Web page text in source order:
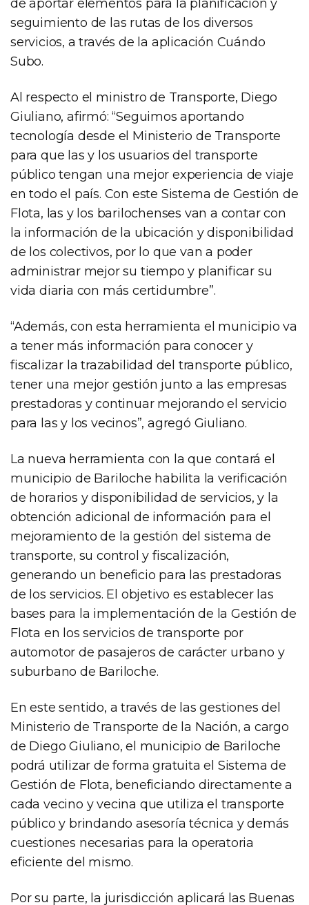
de aportar elementos para la planificación y
seguimiento de las rutas de los diversos
servicios, a través de la aplicación Cuándo
Subo.
Al respecto el ministro de Transporte, Diego
Giuliano, afirmó: “Seguimos aportando
tecnología desde el Ministerio de Transporte
para que las y los usuarios del transporte
público tengan una mejor experiencia de viaje
en todo el país. Con este Sistema de Gestión de
Flota, las y los barilochenses van a contar con
la información de la ubicación y disponibilidad
de los colectivos, por lo que van a poder
administrar mejor su tiempo y planificar su
vida diaria con más certidumbre”.
“Además, con esta herramienta el municipio va
a tener más información para conocer y
fiscalizar la trazabilidad del transporte público,
tener una mejor gestión junto a las empresas
prestadoras y continuar mejorando el servicio
para las y los vecinos”, agregó Giuliano.
La nueva herramienta con la que contará el
municipio de Bariloche habilita la verificación
de horarios y disponibilidad de servicios, y la
obtención adicional de información para el
mejoramiento de la gestión del sistema de
transporte, su control y fiscalización,
generando un beneficio para las prestadoras
de los servicios. El objetivo es establecer las
bases para la implementación de la Gestión de
Flota en los servicios de transporte por
automotor de pasajeros de carácter urbano y
suburbano de Bariloche.
En este sentido, a través de las gestiones del
Ministerio de Transporte de la Nación, a cargo
de Diego Giuliano, el municipio de Bariloche
podrá utilizar de forma gratuita el Sistema de
Gestión de Flota, beneficiando directamente a
cada vecino y vecina que utiliza el transporte
público y brindando asesoría técnica y demás
cuestiones necesarias para la operatoria
eficiente del mismo.
Por su parte, la jurisdicción aplicará las Buenas